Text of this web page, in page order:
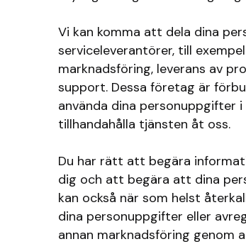
Vi kan komma att dela dina
serviceleverantörer, till
marknadsföring, leverans av
support. Dessa företag är
använda dina
tillhandahålla tjänsten åt oss.
Du har rätt att begära
dig och att begära att dina
kan också när som helst
dina personuppgifter eller
annan marknadsföring genom